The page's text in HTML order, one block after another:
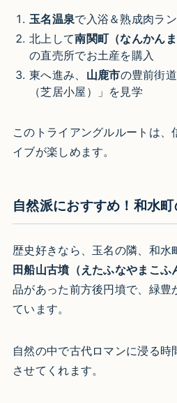
玉名温泉で入浴＆熟成肉ラ
北上して南関町（なんかんま
の直売所でお土産を購入
東へ進み、 山鹿市の豊前街
（芝居小屋）」を見学
このトライアングルルートは、
イブが楽しめます。
自然派におすすめ！和水町
歴史好きなら、玉名の隣、和水
田船山古墳（えたふなやまこふ
品があった前方後円墳で、緑豊
ています。
自然の中で古代ロマンに浸る
させてくれます。